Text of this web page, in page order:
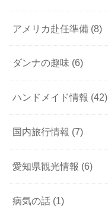
アメリカ赴任準備 (8)
ダンナの趣味 (6)
ハンドメイド情報 (42)
国内旅行情報 (7)
愛知県観光情報 (6)
病気の話 (1)